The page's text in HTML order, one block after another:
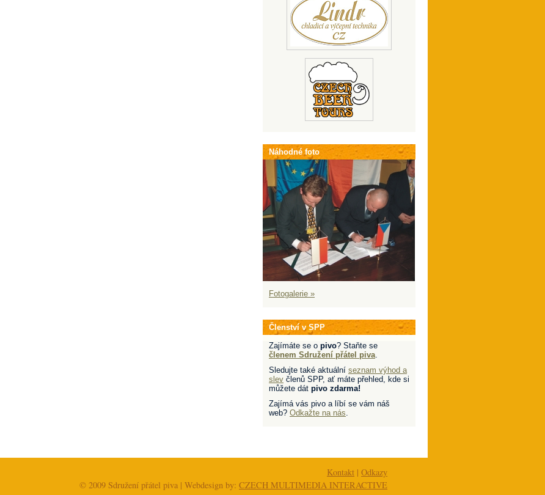
Náhodné foto
Fotogalerie »
Členství v SPP
Zajímáte se o pivo? Staňte se
členem Sdružení přátel piva.
Sledujte také aktuální seznam výhod a
slev členů SPP, ať máte přehled, kde si
můžete dát pivo zdarma!
Zajímá vás pivo a líbí se vám náš
web? Odkažte na nás.
Kontakt |Odkazy
© 2009 Sdružení přátel piva | Webdesign by:CZECH MULTIMEDIA INTERACTIVE